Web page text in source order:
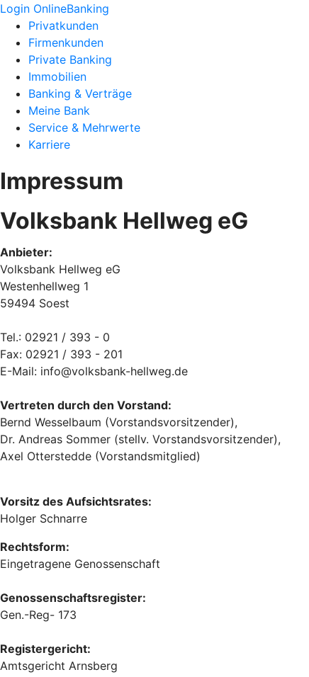
Login OnlineBanking
Privatkunden
Firmenkunden
Private Banking
Immobilien
Banking & Verträge
Meine Bank
Service & Mehrwerte
Karriere
Impressum
Volksbank Hellweg eG
Anbieter:
Volksbank Hellweg eG
Westenhellweg 1
59494 Soest
Tel.: 02921 / 393 - 0
Fax: 02921 / 393 - 201
E-Mail: info@volksbank-hellweg.de
Vertreten durch den Vorstand:
Bernd Wesselbaum (Vorstandsvorsitzender),
Dr. Andreas Sommer (stellv. Vorstandsvorsitzender),
Axel Otterstedde (Vorstandsmitglied)
Vorsitz des Aufsichtsrates:
Holger Schnarre
Rechtsform:
Eingetragene Genossenschaft
Genossenschaftsregister:
Gen.-Reg- 173
Registergericht:
Amtsgericht Arnsberg